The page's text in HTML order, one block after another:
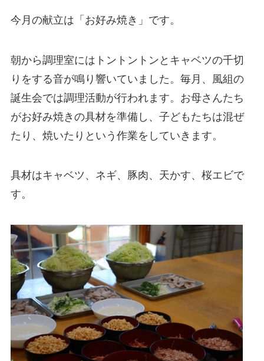
今月の献立は「お好み焼き」です。
朝から調理室にはトントントンとキャベツの千切
りをする音が鳴り響いていました。毎月、風組の
誕生会では調理活動が行われます。お母さんたち
がお好み焼きの具材を準備し、子どもたちは混ぜ
たり、焼いたりという作業をしていきます。
具材はキャベツ、ネギ、豚肉、天かす、桜エビで
す。